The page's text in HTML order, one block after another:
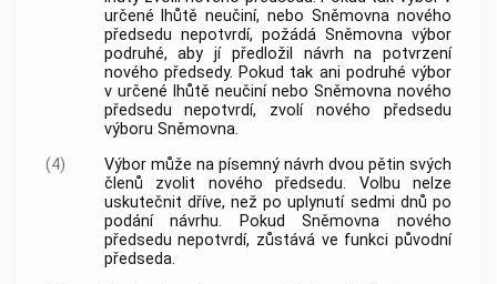
určené lhůtě neučiní, nebo Sněmovna nového
předsedu nepotvrdí, požádá Sněmovna výbor
podruhé, aby jí předložil návrh na potvrzení
nového předsedy. Pokud tak ani podruhé výbor
v určené lhůtě neučiní nebo Sněmovna nového
předsedu nepotvrdí, zvolí nového předsedu
výboru Sněmovna.
(4)
Výbor může na písemný návrh dvou pětin svých
členů zvolit nového předsedu. Volbu nelze
uskutečnit dříve, než po uplynutí sedmi dnů po
podání návrhu. Pokud Sněmovna nového
předsedu nepotvrdí, zůstává ve funkci původní
předseda.